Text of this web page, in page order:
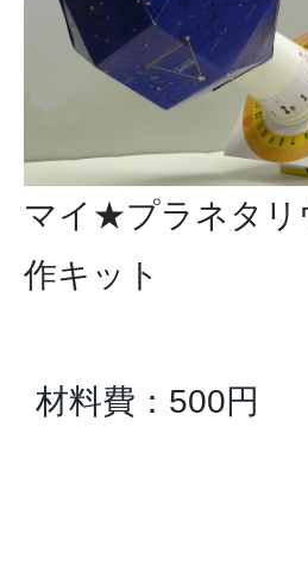
マイ★プラネタリ
作キット
材料費：500円